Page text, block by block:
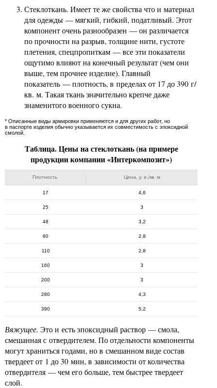
Стеклоткань. Имеет те же свойства что и материал
для одежды — мягкий, гибкий, податливый. Этот
компонент очень разнообразен — он различается
по прочности на разрыв, толщине нити, густоте
плетения, спецпропиткам — все эти показатели
ощутимо влияют на конечный результат (чем они
выше, тем прочнее изделие). Главный
показатель — плотность, в пределах от 17 до 390 г/
кв. м. Такая ткань значительно крепче даже
знаменитого военного сукна.
* Описанные виды армировки применяются и для других работ, но
в паспорте изделия обычно указывается их совместимость с эпоксидной
смолой.
Таблица. Цены на стеклоткань (на примере
продукции компании «Интеркомпозит»)
Плотность Цена, у. е./кв. м
17 4,6
25 3
48 3,2
80 2,8
110 2,8
160 3
200 3
280 4,3
390 5,2
Вяжущее. Это и есть эпоксидный раствор — смола,
смешанная с отвердителем. По отдельности компоненты
могут храниться годами, но в смешанном виде состав
твердеет от 1 до 30 мин, в зависимости от количества
отвердителя — чем его больше, тем быстрее твердеет
слой.